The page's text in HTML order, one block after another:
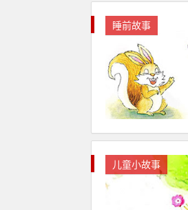
睡前故事
儿童小故事